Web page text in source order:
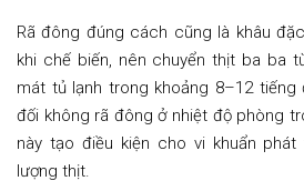
Rã đông đúng cách cũng là khâu
khi chế biến, nên chuyển thịt ba ba
mát tủ lạnh trong khoảng 8–12
đối không rã đông ở nhiệt độ phòng
này tạo điều kiện cho vi khuẩn
lượng thịt.